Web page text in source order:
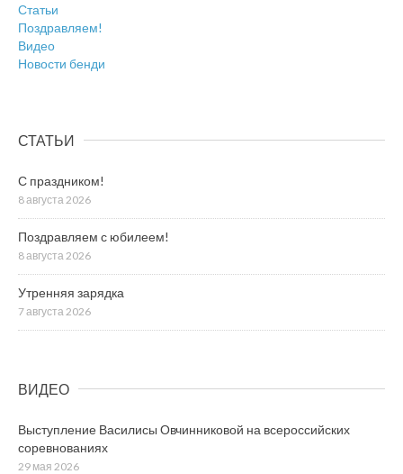
Статьи
Поздравляем!
Видео
Новости бенди
СТАТЬИ
С праздником!
8 августа 2026
Поздравляем с юбилеем!
8 августа 2026
Утренняя зарядка
7 августа 2026
ВИДЕО
Выступление Василисы Овчинниковой на всероссийских
соревнованиях
29 мая 2026